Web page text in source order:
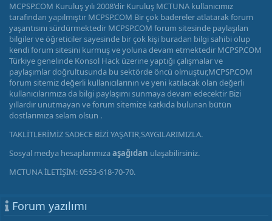
MCPSP.COM Kuruluş yılı 2008'dir Kuruluş MCTUNA kullanıcımız
tarafından yapılmıştır MCPSP.COM Bir çok badereler atlatarak forum
yaşantısını sürdürmektedir MCPSP.COM forum sitesinde paylaşılan
bilgiler ve öğreticiler sayesinde bir çok kişi buradan bilgi sahibi olup
kendi forum sitesini kurmuş ve yoluna devam etmektedir MCPSP.COM
Türkiye genelinde Konsol Hack üzerine yaptığı çalışmalar ve
paylaşımlar doğrultusunda bu sektörde öncü olmuştur,MCPSP.COM
forum sitemiz değerli kullanıcılarının ve yeni katılacak olan değerli
kullanıcılarımıza da bilgi paylaşımı sunmaya devam edecektir Bizi
yıllardır unutmayan ve forum sitemize katkıda bulunan bütün
dostlarımıza selam olsun .
TAKLİTLERİMİZ SADECE BİZİ YAŞATIR,SAYGILARIMIZLA.
Sosyal medya hesaplarımızaaşağıdan ulaşabilirsiniz.
MCTUNA İLETİŞİM: 0553-618-70-70.
Forum yazılımı